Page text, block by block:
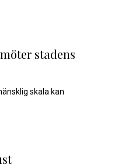
stadens
skala kan